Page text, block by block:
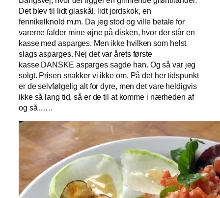
Det blev til lidt glaskål, lidt jordskok, en
fennikelknold m.m. Da jeg stod og ville betale for
varerne falder mine øjne på disken, hvor der står en
kasse med asparges. Men ikke hvilken som helst
slags asparges. Nej det var årets første
kasse DANSKE asparges sagde han. Og så var jeg
solgt. Prisen snakker vi ikke om. På det her tidspunkt
er de selvfølgelig alt for dyre, men det vare heldigvis
ikke så lang tid, så er de til at komme i nærheden af
og så……